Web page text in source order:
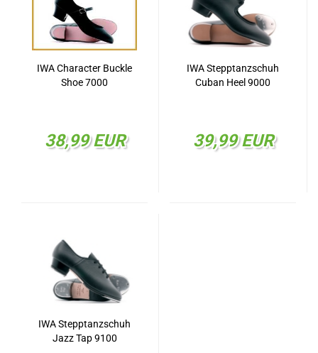
IWA Character Buckle
Shoe 7000
38,99 EUR
IWA Stepptanzschuh
Cuban Heel 9000
39,99 EUR
IWA Stepptanzschuh
Jazz Tap 9100